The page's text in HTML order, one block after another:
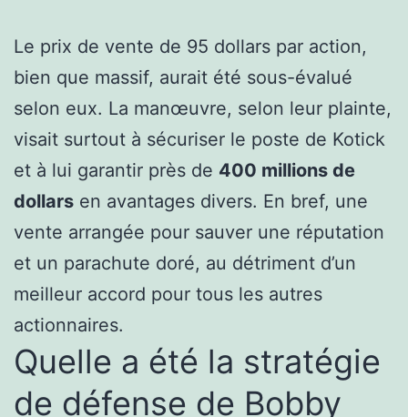
Le prix de vente de 95 dollars par action,
bien que massif, aurait été sous-évalué
selon eux. La manœuvre, selon leur plainte,
visait surtout à sécuriser le poste de Kotick
et à lui garantir près de 400 millions de
dollars en avantages divers. En bref, une
vente arrangée pour sauver une réputation
et un parachute doré, au détriment d’un
meilleur accord pour tous les autres
actionnaires.
Quelle a été la stratégie
de défense de Bobby